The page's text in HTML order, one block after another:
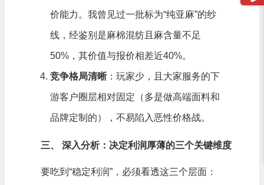
价能力。我曾见过一批标为“纯亚麻”的纱
线，经鉴别是麻棉混纺且麻含量不足
50%，其价值与报价相差近40%。
竞争格局清晰：玩家少，且大家服务的下
游客户圈层相对固定（多是做高端面料和
品牌定制的），不易陷入恶性价格战。
三、 深入分析：决定利润厚薄的三个关键维度
要吃到“稳定利润”，必须看透这三个层面：